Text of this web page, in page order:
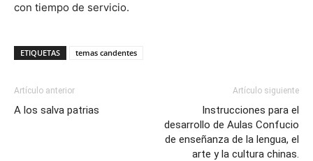
con tiempo de servicio.
ETIQUETAS temas candentes
Artículo anterior
A los salva patrias
Artículo siguiente
Instrucciones para el
desarrollo de Aulas Confucio
de enseñanza de la lengua, el
arte y la cultura chinas.